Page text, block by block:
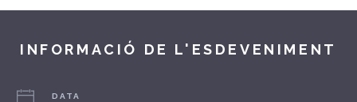
INFORMACIÓ DE L'ESDEVENIMENT
DATA